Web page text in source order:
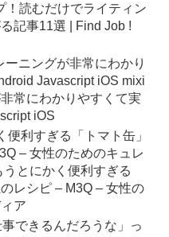
！読むだけでライティン
記事11選 | Find Job !
ニングが非常にわかり
Javascript iOS mixi
常にわかりやすくて実
iOS
利すぎる「トマト缶」
– 女性のためのキュレ
とにかく便利すぎる
レシピ – M3Q – 女性の
ア
できるんだろうな」っ